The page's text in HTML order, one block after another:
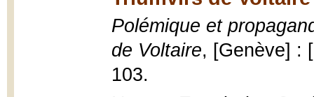
Polémique et
de Voltaire, [Genève] :
103.